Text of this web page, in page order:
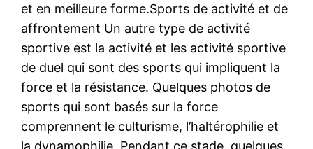
et en meilleure forme.Sports de activité et de
affrontement Un autre type de activité
sportive est la activité et les activité sportive
de duel qui sont des sports qui impliquent la
force et la résistance. Quelques photos de
sports qui sont basés sur la force
comprennent le culturisme, l’haltérophilie et
la dynamophilie. Pendant ce stade, quelques